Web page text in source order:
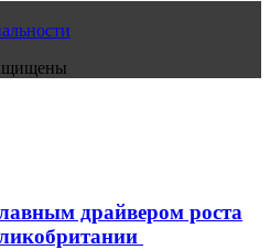
драйвером роста